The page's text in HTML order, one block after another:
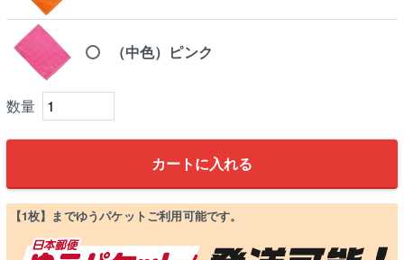
（中色）ピンク
カートに入れる
【1枚】までゆうパケットご利用可能です。